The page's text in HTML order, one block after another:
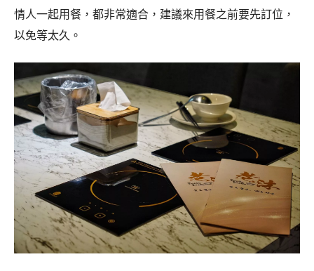
情人一起用餐，都非常適合，建議來用餐之前要先訂位，
以免等太久。